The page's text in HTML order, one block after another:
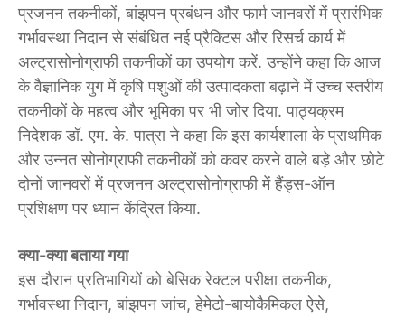
प्रजनन तकनीकों, बांझपन प्रबंधन और फार्म जानवरों में प्रारंभिक
गर्भावस्था निदान से संबंधित नई प्रैक्टिस और रिसर्च कार्य में
अल्ट्रासोनोग्राफी तकनीकों का उपयोग करें. उन्होंने कहा कि आज
के वैज्ञानिक युग में कृषि पशुओं की उत्पादकता बढ़ाने में उच्च स्तरीय
तकनीकों के महत्व और भूमिका पर भी जोर दिया. पाठ्यक्रम
निदेशक डॉ. एम. के. पात्रा ने कहा कि इस कार्यशाला के प्राथमिक
और उन्नत सोनोग्राफी तकनीकों को कवर करने वाले बड़े और छोटे
दोनों जानवरों में प्रजनन अल्ट्रासोनोग्राफी में हैंड्स-ऑन
प्रशिक्षण पर ध्यान केंद्रित किया.
क्या-क्या बताया गया
इस दौरान प्रतिभागियों को बेसिक रेक्टल परीक्षा तकनीक,
गर्भावस्था निदान, बांझपन जांच, हेमेटो-बायोकैमिकल ऐसे,